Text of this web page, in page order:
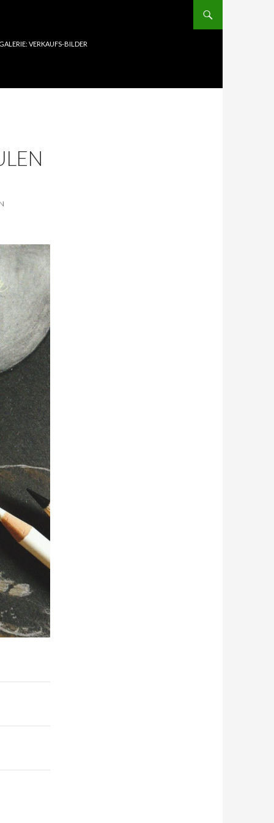
VERKAUFS-BILDER